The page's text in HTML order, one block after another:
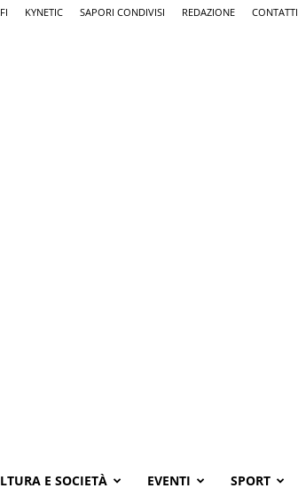
KYNETIC SAPORI CONDIVISI REDAZIONE CONTATTI
E SOCIETÀ EVENTI SPORT